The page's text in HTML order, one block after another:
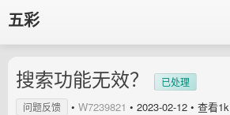
五彩
搜索功能无效？
已处理
问题反馈
• W7239821 • 2023-02-12 • 查看1k